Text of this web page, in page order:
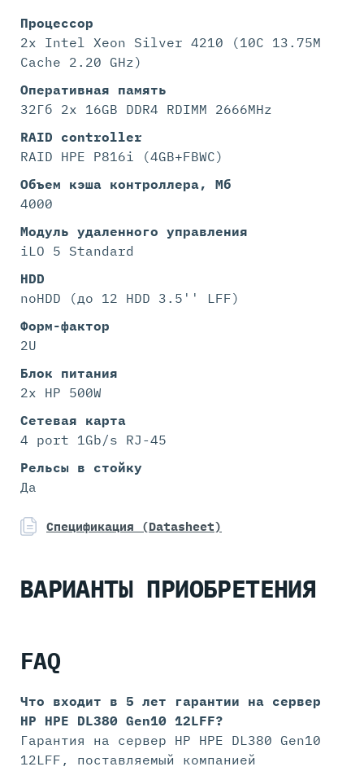
Процессор
2x Intel Xeon Silver 4210 (10C 13.75M
Cache 2.20 GHz)
Оперативная память
32Гб 2x 16GB DDR4 RDIMM 2666MHz
RAID controller
RAID HPE P816i (4GB+FBWC)
Объем кэша контроллера, Мб
4000
Модуль удаленного управления
iLO 5 Standard
HDD
noHDD (до 12 HDD 3.5'' LFF)
Форм-фактор
2U
Блок питания
2x HP 500W
Сетевая карта
4 port 1Gb/s RJ-45
Рельсы в стойку
Да
Спецификация (Datasheet)
ВАРИАНТЫ ПРИОБРЕТЕНИЯ
FAQ
Что входит в 5 лет гарантии на сервер
HP HPE DL380 Gen10 12LFF?
Гарантия на сервер HP HPE DL380 Gen10
12LFF, поставляемый компанией